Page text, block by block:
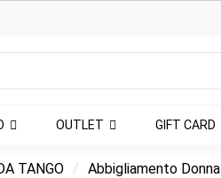
OUTLET GIFT CARD
TANGO Abbigliamento Donna